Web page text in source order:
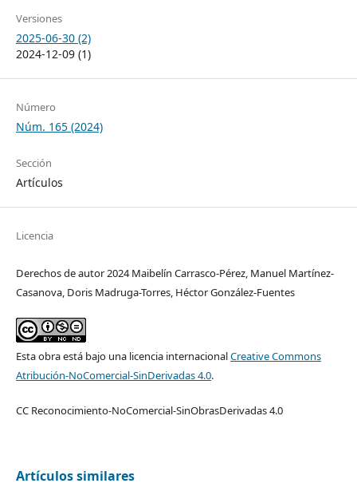
Versiones
2025-06-30 (2)
2024-12-09 (1)
Número
Núm. 165 (2024)
Sección
Artículos
Licencia
Derechos de autor 2024 Maibelín Carrasco-Pérez, Manuel Martínez-
Casanova, Doris Madruga-Torres, Héctor González-Fuentes
Esta obra está bajo una licencia internacionalCreative Commons
Atribución-NoComercial-SinDerivadas 4.0.
CC Reconocimiento-NoComercial-SinObrasDerivadas 4.0
Artículos similares